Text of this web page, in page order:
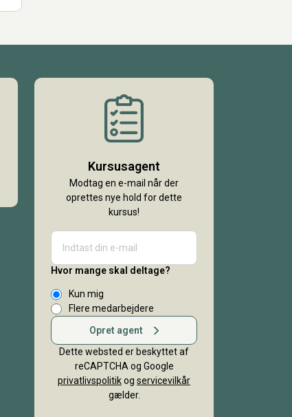
Kursusagent
Modtag en e-mail når der
oprettes nye hold for dette
kursus!
Hvor mange skal deltage?
Kun mig
Flere medarbejdere
Opret agent
Dette websted er beskyttet af
reCAPTCHA og Google
privatlivspolitikog servicevilkår
gælder.